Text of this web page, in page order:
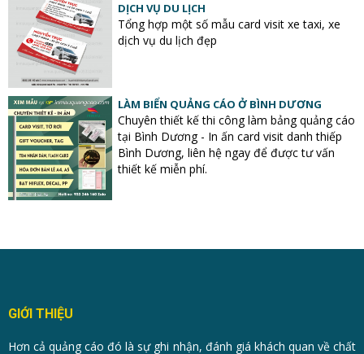
DỊCH VỤ DU LỊCH
Tổng hợp một số mẫu card visit xe taxi, xe
dịch vụ du lịch đẹp
LÀM BIỂN QUẢNG CÁO Ở BÌNH DƯƠNG
Chuyên thiết kế thi công làm bảng quảng cáo
tại Bình Dương - In ấn card visit danh thiếp
Bình Dương, liên hệ ngay để được tư vấn
thiết kế miễn phí.
GIỚI THIỆU
Hơn cả quảng cáo đó là sự ghi nhận, đánh giá khách quan về chất